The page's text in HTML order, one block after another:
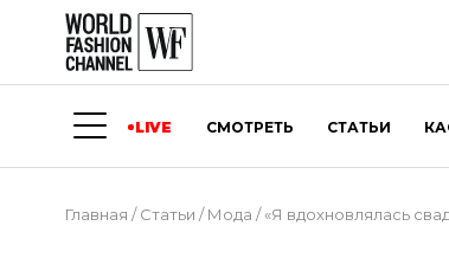
LIVE СМОТРЕТЬ СТАТЬИ
Главная /Статьи /Мода /«Я вдохновлялась